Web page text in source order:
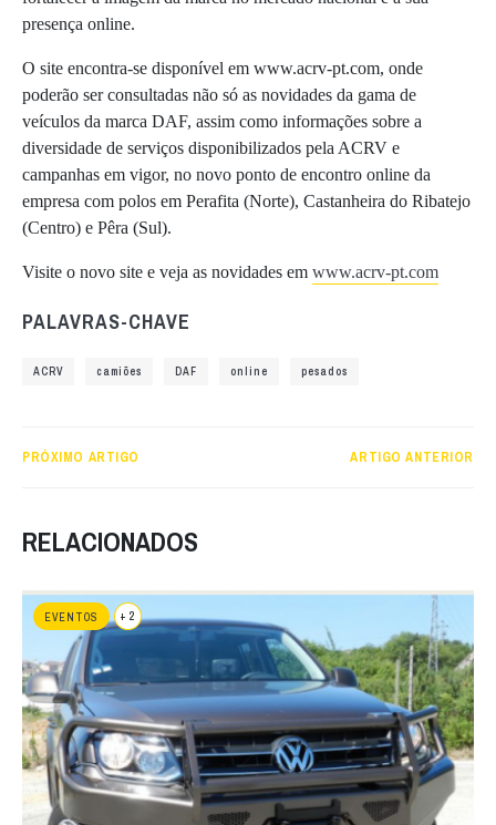
presença online.
O site encontra-se disponível em www.acrv-pt.com, onde
poderão ser consultadas não só as novidades da gama de
veículos da marca DAF, assim como informações sobre a
diversidade de serviços disponibilizados pela ACRV e
campanhas em vigor, no novo ponto de encontro online da
empresa com polos em Perafita (Norte), Castanheira do Ribatejo
(Centro) e Pêra (Sul).
Visite o novo site e veja as novidades em www.acrv-pt.com
PALAVRAS-CHAVE
ACRV camiões DAF online pesados
PRÓXIMO ARTIGO ARTIGO ANTERIOR
RELACIONADOS
EVENTOS + 2